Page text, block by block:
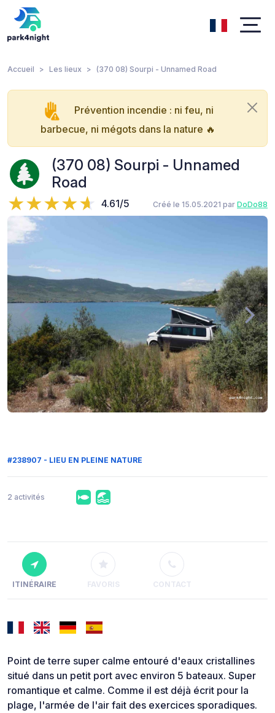
Accueil Les lieux (370 08) Sourpi - Unnamed Road
Prévention incendie : ni feu, ni
barbecue, ni mégots dans la nature 🔥
(370 08) Sourpi - Unnamed
Road
4.61/5 Créé le 15.05.2021 par DoDo88
#238907 - LIEU EN PLEINE NATURE
2 activités
ITINÉRAIRE FAVORIS CONTACT
Point de terre super calme entouré d'eaux cristallines
situé dans un petit port avec environ 5 bateaux. Super
romantique et calme. Comme il est déjà écrit pour la
plage, l'armée de l'air fait des exercices sporadiques.